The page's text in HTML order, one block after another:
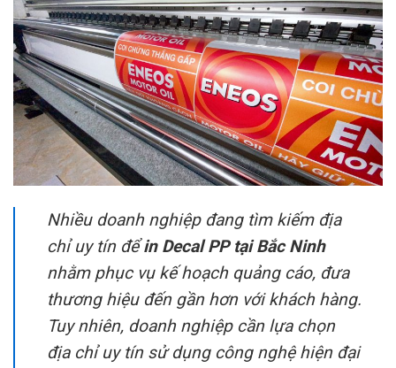
Nhiều doanh nghiệp đang tìm kiếm địa
chỉ uy tín đểin Decal PP tại Bắc Ninh
nhằm phục vụ kế hoạch quảng cáo, đưa
thương hiệu đến gần hơn với khách hàng.
Tuy nhiên, doanh nghiệp cần lựa chọn
địa chỉ uy tín sử dụng công nghệ hiện đại